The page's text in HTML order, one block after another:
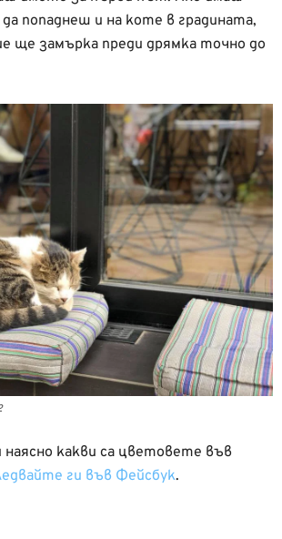
попаднеш и на коте в градината,
ще замърка преди дрямка точно до
наясно какви са цветовете във
ги във Фейсбук.